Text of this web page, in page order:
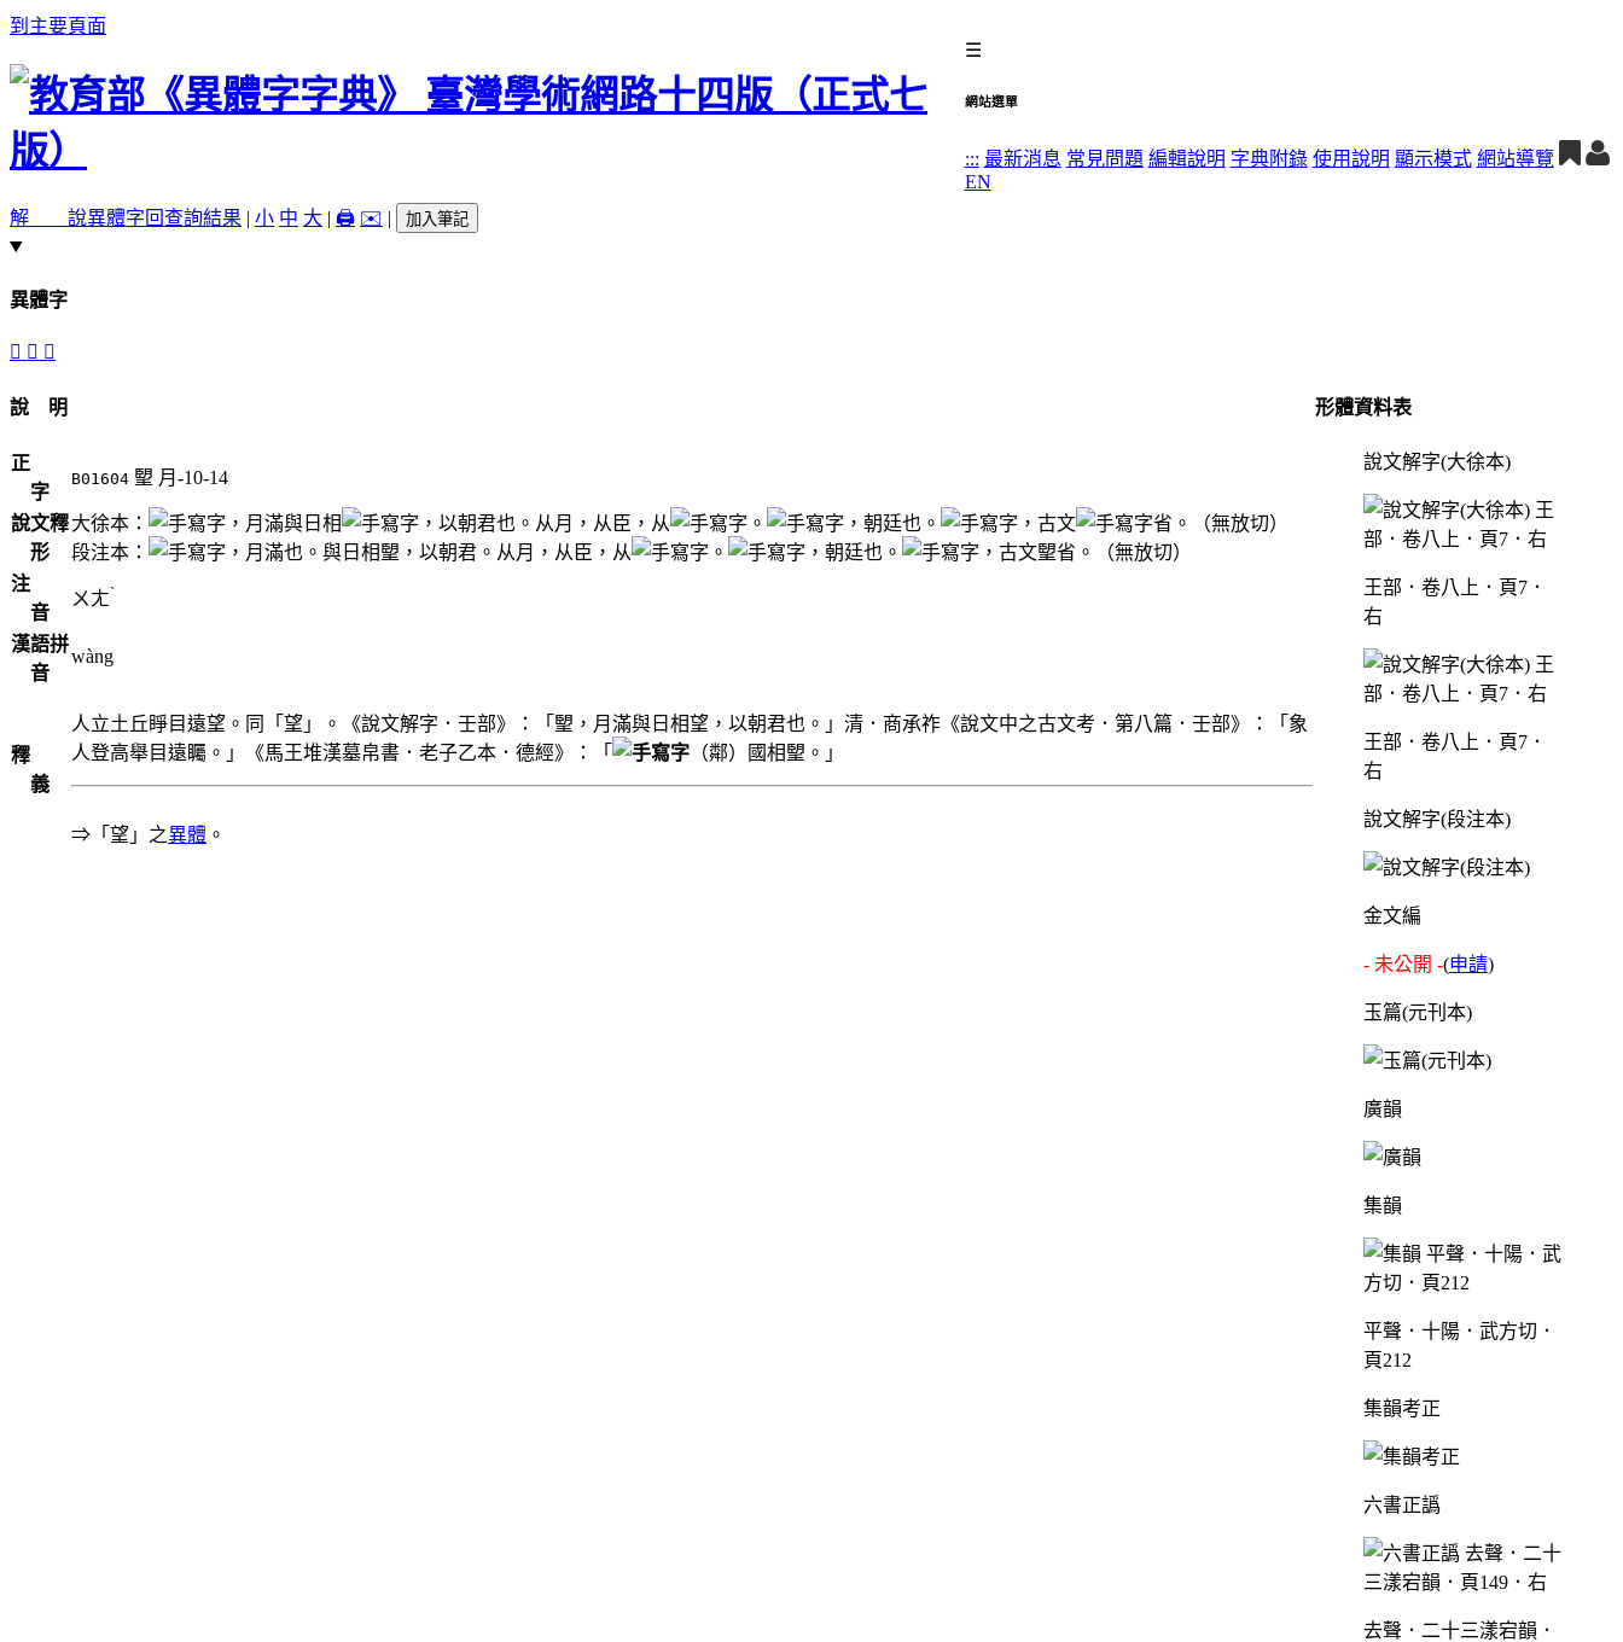
到主要頁面
☰
網站選單
::: 最新消息 常見問題 編輯說明 字典附錄 使用說明 顯示模式 網站導覽
EN
解 說異體字回查詢結果 | 小 中 大 | 🖨️ ✉️ | 加入筆記
異體字
󲭞 󲮀 𦣠
說 明
正
字
B01604 朢 月-10-14
說文釋
形
大徐本： ，月滿與日相 ，以朝君也。从月，从臣，从 。 ，朝廷也。 ，古文
省。（無放切）
段注本：
，月滿也。與日相朢，以朝君。从月，从臣，从 。 ，朝廷也。
，古文朢省。（無放切）
注
音
ㄨㄤˋ
漢語拼
音
wàng
釋
義
人立土丘睜目遠望。同「望」。《說文解字．壬部》：「朢，月滿與日相望，以朝君也。」清．商承祚《說文中之古文考．第八篇．壬部》：「象
人登高舉目遠矚。」《馬王堆漢墓帛書．老子乙本．德經》：「
（鄰）國相朢。」
⇒「望」之異體 。
形體資料表
說文解字(大徐本)
王部．卷八上．頁7．
右
王部．卷八上．頁7．
右
說文解字(段注本)
金文編
- 未公開 -(申請)
玉篇(元刊本)
廣韻
集韻
平聲．十陽．武方切．
頁212
集韻考正
六書正譌
去聲．二十三漾宕韻．